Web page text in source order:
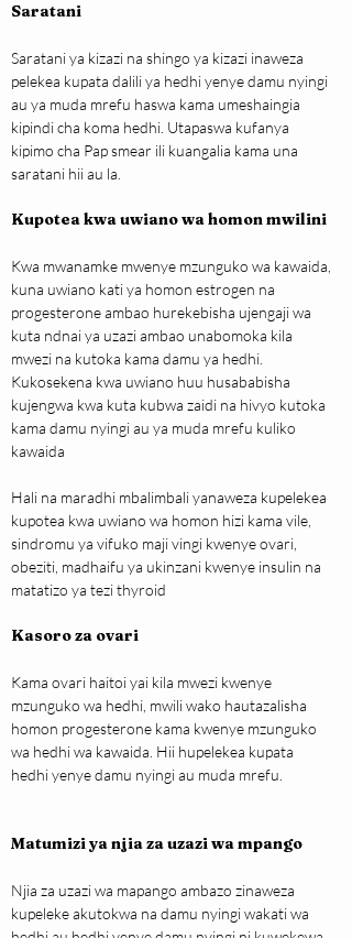
Saratani
Saratani ya kizazi na shingo ya kizazi inaweza
pelekea kupata dalili ya hedhi yenye damu nyingi
au ya muda mrefu haswa kama umeshaingia
kipindi cha koma hedhi. Utapaswa kufanya
kipimo cha Pap smear ili kuangalia kama una
saratani hii au la.
Kupotea kwa uwiano wa homon mwilini
Kwa mwanamke mwenye mzunguko wa kawaida,
kuna uwiano kati ya homon estrogen na
progesterone ambao hurekebisha ujengaji wa
kuta ndnai ya uzazi ambao unabomoka kila
mwezi na kutoka kama damu ya hedhi.
Kukosekena kwa uwiano huu husababisha
kujengwa kwa kuta kubwa zaidi na hivyo kutoka
kama damu nyingi au ya muda mrefu kuliko
kawaida
Hali na maradhi mbalimbali yanaweza kupelekea
kupotea kwa uwiano wa homon hizi kama vile,
sindromu ya vifuko maji vingi kwenye ovari,
obeziti, madhaifu ya ukinzani kwenye insulin na
matatizo ya tezi thyroid
Kasoro za ovari
Kama ovari haitoi yai kila mwezi kwenye
mzunguko wa hedhi, mwili wako hautazalisha
homon progesterone kama kwenye mzunguko
wa hedhi wa kawaida. Hii hupelekea kupata
hedhi yenye damu nyingi au muda mrefu.
Matumizi ya njia za uzazi wa mpango
Njia za uzazi wa mapango ambazo zinaweza
kupeleke akutokwa na damu nyingi wakati wa